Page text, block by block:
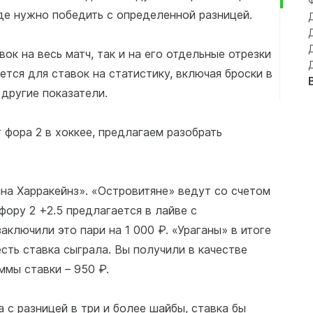
нужно победить с определенной разницей.
на весь матч, так и на его отдельные отрезки
для ставок на статистику, включая броски в
показатели.
2 в хоккее, предлагаем разобрать
Харракейнз». «Островитяне» ведут со счетом
2 +2.5 предлагается в лайве с
это пари на 1 000 ₽. «Ураганы» в итоге
ставка сыграла. Вы получили в качестве
ставки – 950 ₽.
с разницей в три и более шайбы, ставка бы